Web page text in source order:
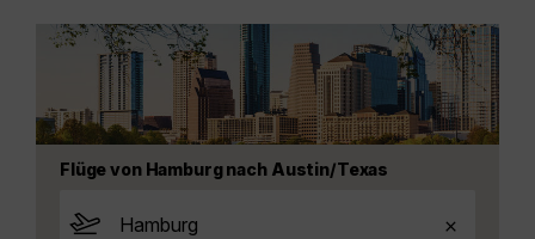
Flüge von Hamburg nach Austin/Texas